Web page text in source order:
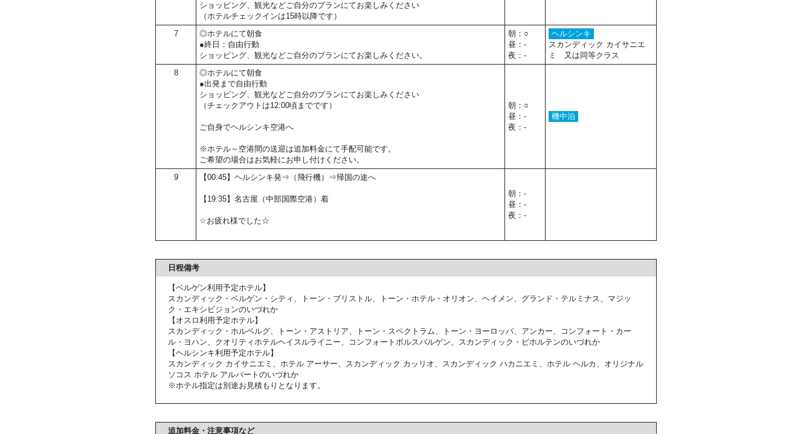
ショッピング、観光などご自分のプランにてお楽しみください
（ホテルチェックインは15時以降です）
7
◎ホテルにて朝食
●終日：自由行動
ショッピング、観光などご自分のプランにてお楽しみください。
朝：○
昼：-
夜：-
ヘルシンキ
スカンディック カイサニエ
ミ 又は同等クラス
8
◎ホテルにて朝食
●出発まで自由行動
ショッピング、観光などご自分のプランにてお楽しみください
（チェックアウトは12:00頃までです）
ご自身でヘルシンキ空港へ
※ホテル～空港間の送迎は追加料金にて手配可能です。
ご希望の場合はお気軽にお申し付けください。
朝：○
昼：-
夜：-
機中泊
9 【00:45】ヘルシンキ発⇒（飛行機）⇒帰国の途へ
【19:35】名古屋（中部国際空港）着
☆お疲れ様でした☆
朝：-
昼：-
夜：-
日程備考
【ベルゲン利用予定ホテル】
スカンディック・ベルゲン・シティ、トーン・ブリストル、トーン・ホテル・オリオン、ヘイメン、グランド・テルミナス、マジッ
ク・エキシビジョンのいづれか
【オスロ利用予定ホテル】
スカンディック・ホルベルグ、トーン・アストリア、トーン・スペクトラム、トーン・ヨーロッパ、アンカー、コンフォート・カー
ル・ヨハン、クオリティホテルヘイスルライニー、コンフォートボルスバルゲン、スカンディック・ビホルテンのいづれか
【ヘルシンキ利用予定ホテル】
スカンディック カイサニエミ、ホテル アーサー、スカンディック カッリオ、スカンディック ハカニエミ、ホテル ヘルカ、オリジナル
ソコス ホテル アルバートのいづれか
※ホテル指定は別途お見積もりとなります。
追加料金・注意事項など